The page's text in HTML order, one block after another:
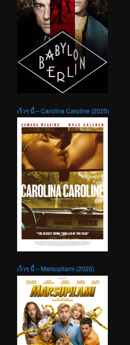
เร็วๆ นี้ – Carolina Caroline (2025)
เร็วๆ นี้ – Marsupilami (2025)